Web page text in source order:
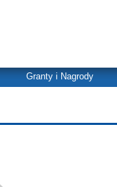
Granty i Nagrody